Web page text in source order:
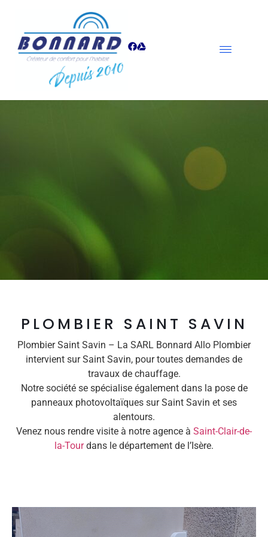
PLOMBIER SAINT SAVIN
Plombier Saint Savin – La SARL Bonnard Allo Plombier
intervient sur Saint Savin, pour toutes demandes de
travaux de chauffage.
Notre société se spécialise également dans la pose de
panneaux photovoltaïques sur Saint Savin et ses
alentours.
Venez nous rendre visite à notre agence à Saint-Clair-de-
la-Tourdans le département de l’Isère.